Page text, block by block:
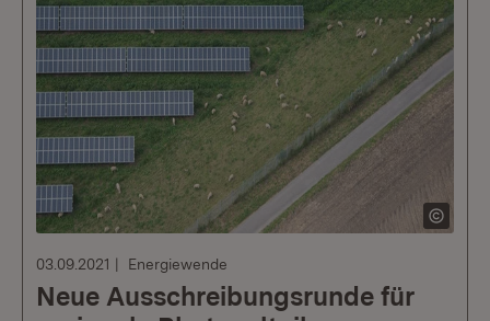
03.09.2021 Energiewende
Neue Ausschreibungsrunde für